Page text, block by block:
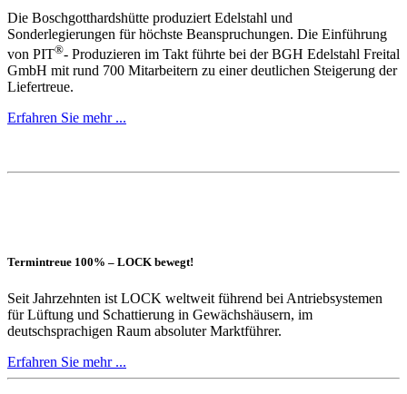
Die Boschgotthardshütte produziert Edelstahl und
Sonderlegierungen für höchste Beanspruchungen. Die Einführung
von PIT®- Produzieren im Takt führte bei der BGH Edelstahl Freital
GmbH mit rund 700 Mitarbeitern zu einer deutlichen Steigerung der
Liefertreue.
Erfahren Sie mehr ...
Termintreue 100% – LOCK bewegt!
Seit Jahrzehnten ist LOCK weltweit führend bei Antriebsystemen
für Lüftung und Schattierung in Gewächshäusern, im
deutschsprachigen Raum absoluter Marktführer.
Erfahren Sie mehr ...